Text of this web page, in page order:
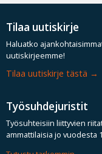
Tilaa uutiskirje
Haluatko
uutiskirjeemme!
Tilaa uutiskirje tästä
Työsuhdejuristit
Työsuhteisiin liittyvien
ammattilaisia jo vuodesta